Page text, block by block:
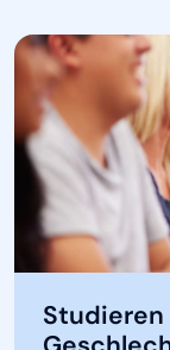
Studieren